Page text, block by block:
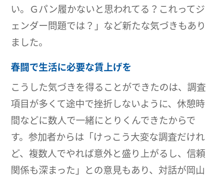
い。Ｇパン履かないと思われてる？これってジ
ェンダー問題では？」など新たな気づきもあり
ました。
春闘で生活に必要な賃上げを
こうした気づきを得ることができたのは、調査
項目が多くて途中で挫折しないように、休憩時
間などに数人で一緒にとりくんできたからで
す。参加者からは「けっこう大変な調査だけれ
ど、複数人でやれば意外と盛り上がるし、信頼
関係も深まった」との意見もあり、対話が岡山